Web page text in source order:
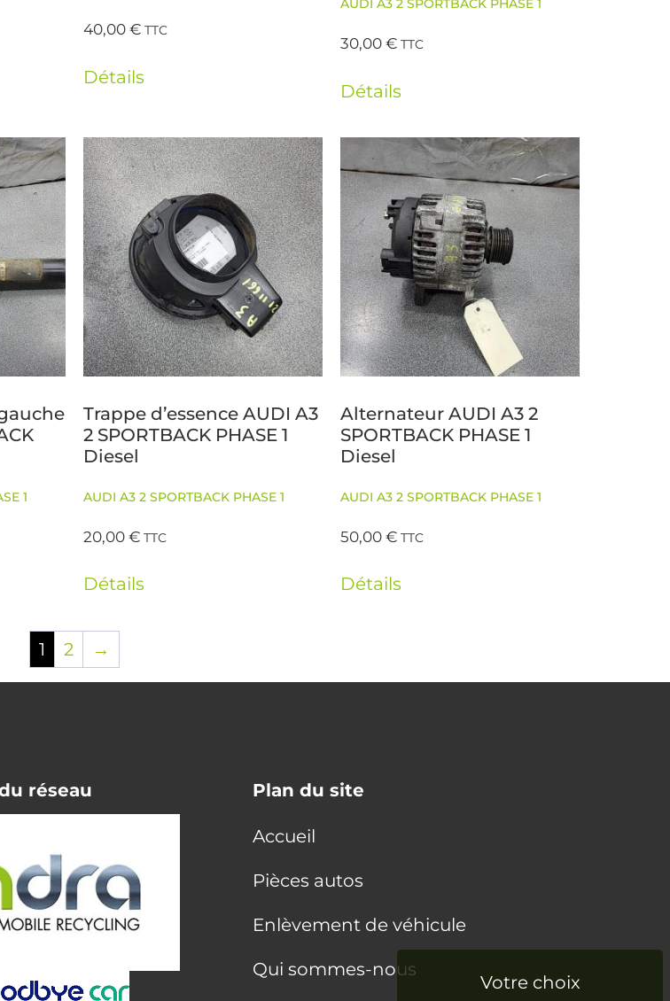
40,00€ TTC
Détails
AUDI A3 2 SPORTBACK PHASE 1
30,00€ TTC
Détails
1
Trappe d’essence AUDI A3
2 SPORTBACK PHASE 1
Diesel
AUDI A3 2 SPORTBACK PHASE 1
20,00€ TTC
Détails
Alternateur AUDI A3 2
SPORTBACK PHASE 1
Diesel
AUDI A3 2 SPORTBACK PHASE 1
50,00€ TTC
Détails
1 2 →
réseau Plan du site
Accueil
Pièces autos
Enlèvement de véhicule
Qui sommes-nous